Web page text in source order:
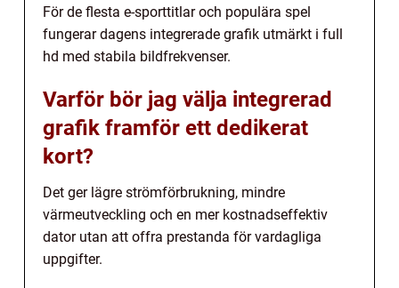
För de flesta e-sporttitlar och populära spel
fungerar dagens integrerade grafik utmärkt i full
hd med stabila bildfrekvenser.
Varför bör jag välja integrerad
grafik framför ett dedikerat
kort?
Det ger lägre strömförbrukning, mindre
värmeutveckling och en mer kostnadseffektiv
dator utan att offra prestanda för vardagliga
uppgifter.